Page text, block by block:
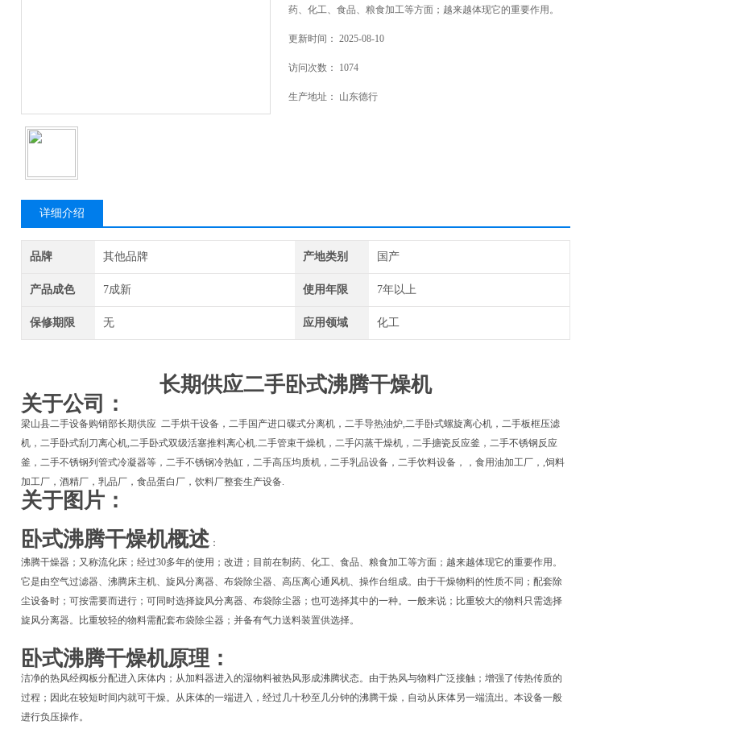
药、化工、食品、粮食加工等方面；越来越体现它的重要作用。
更新时间： 2025-08-10
访问次数： 1074
生产地址： 山东德行
详细介绍
品牌 其他品牌 产地类别 国产
产品成色 7成新 使用年限 7年以上
保修期限 无 应用领域 化工
长期供应二手卧式沸腾干燥机
关于公司：
梁山县二手设备购销部长期供应 二手烘干设备，二手国产进口碟式分离机，二手导热油炉,二手卧式螺旋离心机，二手板框压滤
机，二手卧式刮刀离心机,二手卧式双级活塞推料离心机.二手管束干燥机，二手闪蒸干燥机，二手搪瓷反应釜，二手不锈钢反应
釜，二手不锈钢列管式冷凝器等，二手不锈钢冷热缸，二手高压均质机，二手乳品设备，二手饮料设备，，食用油加工厂，,饲料
加工厂，酒精厂，乳品厂，食品蛋白厂，饮料厂整套生产设备.
关于图片：
卧式沸腾干燥机概述：
沸腾干燥器；又称流化床；经过30多年的使用；改进；目前在制药、化工、食品、粮食加工等方面；越来越体现它的重要作用。
它是由空气过滤器、沸腾床主机、旋风分离器、布袋除尘器、高压离心通风机、操作台组成。由于干燥物料的性质不同；配套除
尘设备时；可按需要而进行；可同时选择旋风分离器、布袋除尘器；也可选择其中的一种。一般来说；比重较大的物料只需选择
旋风分离器。比重较轻的物料需配套布袋除尘器；并备有气力送料装置供选择。
卧式沸腾干燥机原理：
洁净的热风经阀板分配进入床体内；从加料器进入的湿物料被热风形成沸腾状态。由于热风与物料广泛接触；增强了传热传质的
过程；因此在较短时间内就可干燥。从床体的一端进入，经过几十秒至几分钟的沸腾干燥，自动从床体另一端流出。本设备一般
进行负压操作。